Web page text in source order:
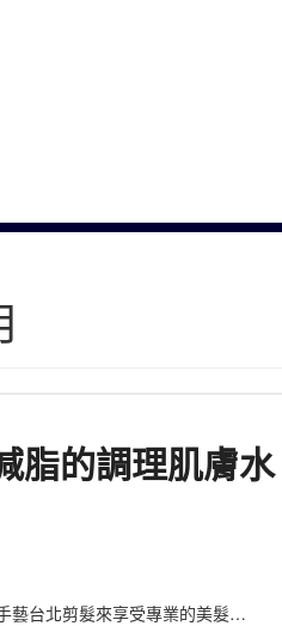
脂的調理肌膚水
藝台北剪髮來享受專業的美髮…